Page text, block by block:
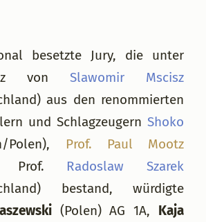
besetzte Jury, die unter
von Slawomir Mscisz
aus den renommierten
und Schlagzeugern Shoko
Polen),
Prof. Paul Mootz
Prof. Radoslaw Szarek
bestand, würdigte
(Polen) AG 1A, Kaja